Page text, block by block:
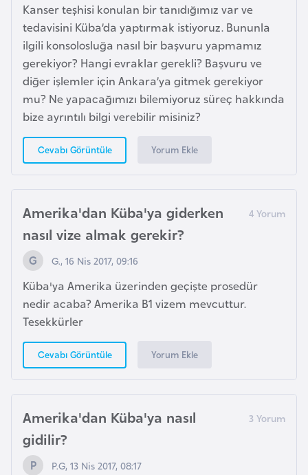
Kanser teşhisi konulan bir tanıdığımız var ve
tedavisini Küba’da yaptırmak istiyoruz. Bununla
ilgili konsolosluğa nasıl bir başvuru yapmamız
gerekiyor? Hangi evraklar gerekli? Başvuru ve
diğer işlemler için Ankara’ya gitmek gerekiyor
mu? Ne yapacağımızı bilemiyoruz süreç hakkında
bize ayrıntılı bilgi verebilir misiniz?
Cevabı Görüntüle Yorum Ekle
Amerika'dan Küba'ya giderken
nasıl vize almak gerekir?
G., 16 Nis 2017, 09:16
Küba'ya Amerika üzerinden geçişte prosedür
nedir acaba? Amerika B1 vizem mevcuttur.
Tesekkürler
Cevabı Görüntüle Yorum Ekle
Amerika'dan Küba'ya nasıl
gidilir?
P.G, 13 Nis 2017, 08:17
l
a
d
e
ş
l
u
s
B
e
l
ç
i
k
a
B
e
n